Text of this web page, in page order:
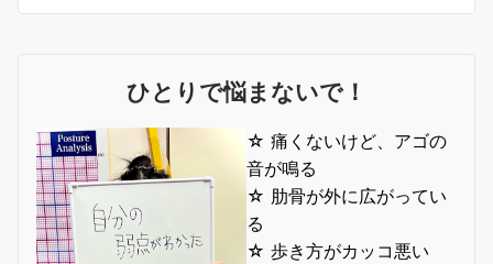
ひとりで悩まないで！
☆ 痛くないけど、アゴの
音が鳴る
☆ 肋骨が外に広がってい
る
☆ 歩き方がカッコ悪い